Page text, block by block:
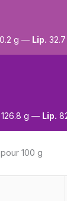
g — Lip.
126.8 g — Lip.
100 g